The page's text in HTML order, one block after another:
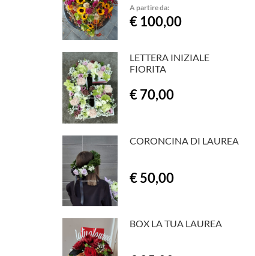
A partire da:
€ 100,00
LETTERA INIZIALE
FIORITA
€ 70,00
CORONCINA DI LAUREA
€ 50,00
BOX LA TUA LAUREA